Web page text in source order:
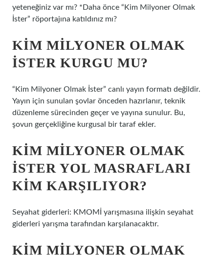
yeteneğiniz var mı? *Daha önce “Kim Milyoner Olmak
İster” röportajına katıldınız mı?
KIM MILYONER OLMAK
İSTER KURGU MU?
“Kim Milyoner Olmak İster” canlı yayın formatı değildir.
Yayın için sunulan şovlar önceden hazırlanır, teknik
düzenleme sürecinden geçer ve yayına sunulur. Bu,
şovun gerçekliğine kurgusal bir taraf ekler.
KIM MILYONER OLMAK
İSTER YOL MASRAFLARI
KIM KARŞILIYOR?
Seyahat giderleri: KMOMİ yarışmasına ilişkin seyahat
giderleri yarışma tarafından karşılanacaktır.
KIM MILYONER OLMAK